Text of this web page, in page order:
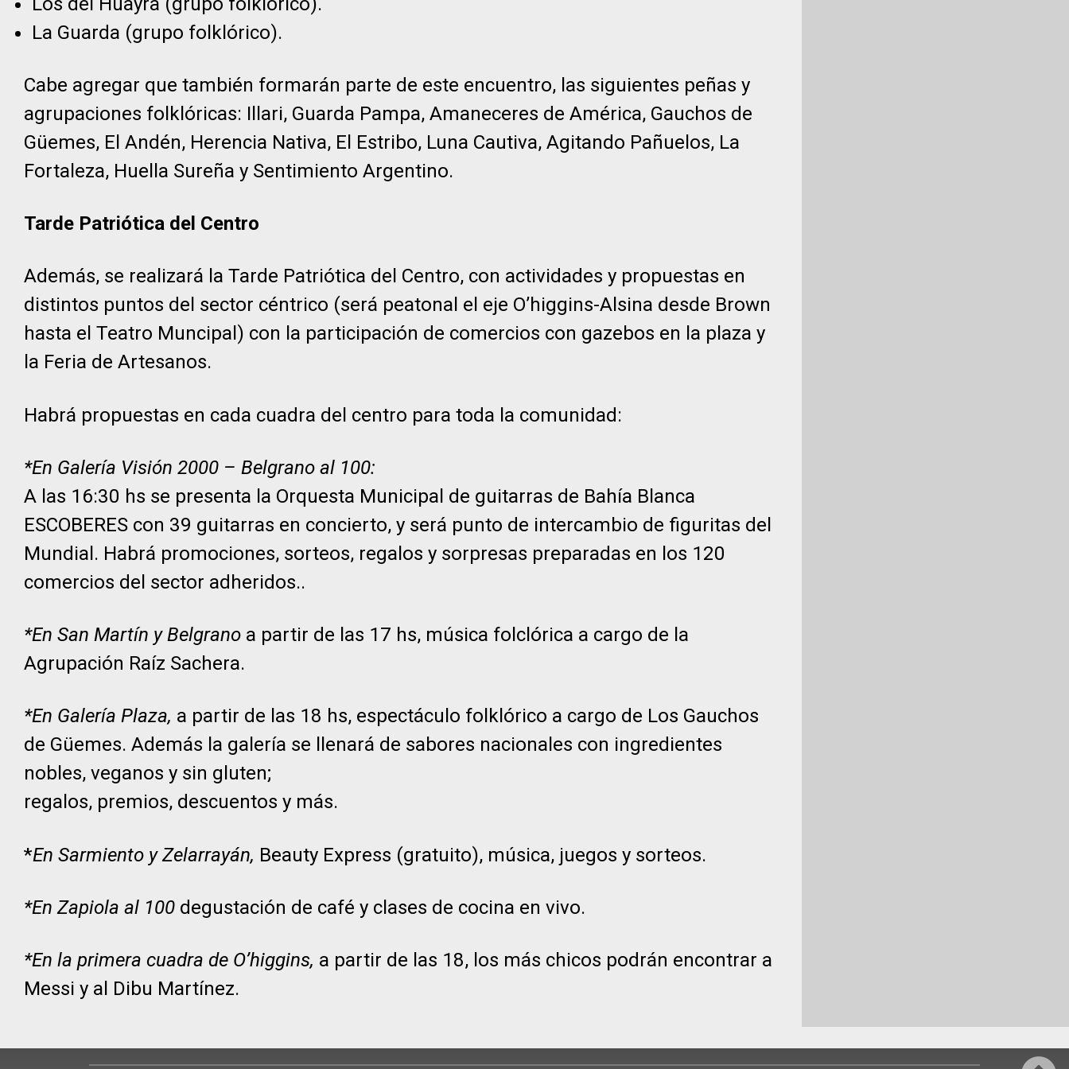
La Guarda (grupo folklórico).
Cabe agregar que también formarán parte de este encuentro, las siguientes peñas y
agrupaciones folklóricas: Illari, Guarda Pampa, Amaneceres de América, Gauchos de
Güemes, El Andén, Herencia Nativa, El Estribo, Luna Cautiva, Agitando Pañuelos, La
Fortaleza, Huella Sureña y Sentimiento Argentino.
Tarde Patriótica del Centro
Además, se realizará la Tarde Patriótica del Centro, con actividades y propuestas en
distintos puntos del sector céntrico (será peatonal el eje O’higgins-Alsina desde Brown
hasta el Teatro Muncipal) con la participación de comercios con gazebos en la plaza y
la Feria de Artesanos.
Habrá propuestas en cada cuadra del centro para toda la comunidad:
*En Galería Visión 2000 – Belgrano al 100:
A las 16:30 hs se presenta la Orquesta Municipal de guitarras de Bahía Blanca
ESCOBERES con 39 guitarras en concierto, y será punto de intercambio de figuritas del
Mundial. Habrá promociones, sorteos, regalos y sorpresas preparadas en los 120
comercios del sector adheridos..
*En San Martín y Belgrano a partir de las 17 hs, música folclórica a cargo de la
Agrupación Raíz Sachera.
*En Galería Plaza, a partir de las 18 hs, espectáculo folklórico a cargo de Los Gauchos
de Güemes. Además la galería se llenará de sabores nacionales con ingredientes
nobles, veganos y sin gluten;
regalos, premios, descuentos y más.
*En Sarmiento y Zelarrayán, Beauty Express (gratuito), música, juegos y sorteos.
*En Zapiola al 100 degustación de café y clases de cocina en vivo.
*En la primera cuadra de O’higgins, a partir de las 18, los más chicos podrán encontrar a
Messi y al Dibu Martínez.